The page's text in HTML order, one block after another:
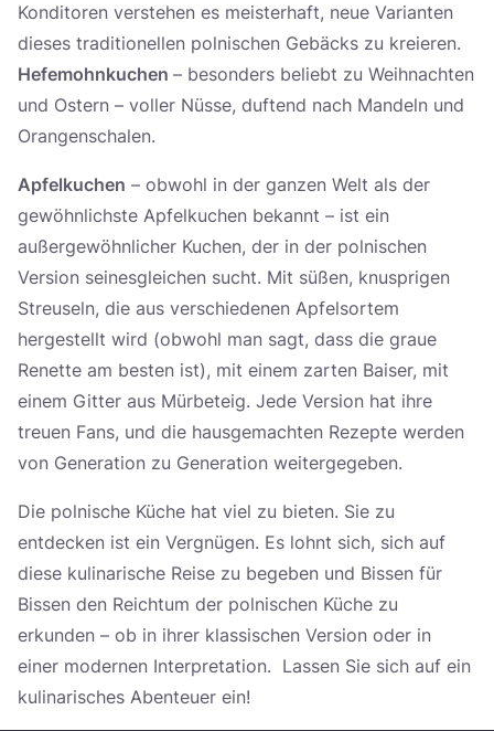
Konditoren verstehen es meisterhaft, neue Varianten
dieses traditionellen polnischen Gebäcks zu kreieren.
Hefemohnkuchen – besonders beliebt zu Weihnachten
und Ostern – voller Nüsse, duftend nach Mandeln und
Orangenschalen.
Apfelkuchen – obwohl in der ganzen Welt als der
gewöhnlichste Apfelkuchen bekannt – ist ein
außergewöhnlicher Kuchen, der in der polnischen
Version seinesgleichen sucht. Mit süßen, knusprigen
Streuseln, die aus verschiedenen Apfelsortem
hergestellt wird (obwohl man sagt, dass die graue
Renette am besten ist), mit einem zarten Baiser, mit
einem Gitter aus Mürbeteig. Jede Version hat ihre
treuen Fans, und die hausgemachten Rezepte werden
von Generation zu Generation weitergegeben.
Die polnische Küche hat viel zu bieten. Sie zu
entdecken ist ein Vergnügen. Es lohnt sich, sich auf
diese kulinarische Reise zu begeben und Bissen für
Bissen den Reichtum der polnischen Küche zu
erkunden – ob in ihrer klassischen Version oder in
einer modernen Interpretation. Lassen Sie sich auf ein
kulinarisches Abenteuer ein!